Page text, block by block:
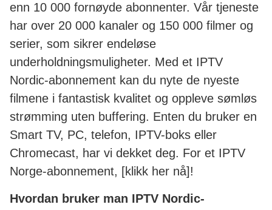
enn 10 000 fornøyde abonnenter. Vår tjeneste
har over 20 000 kanaler og 150 000 filmer og
serier, som sikrer endeløse
underholdningsmuligheter. Med et IPTV
Nordic-abonnement kan du nyte de nyeste
filmene i fantastisk kvalitet og oppleve sømløs
strømming uten buffering. Enten du bruker en
Smart TV, PC, telefon, IPTV-boks eller
Chromecast, har vi dekket deg. For et IPTV
Norge-abonnement, [klikk her nå]!
Hvordan bruker man IPTV Nordic-